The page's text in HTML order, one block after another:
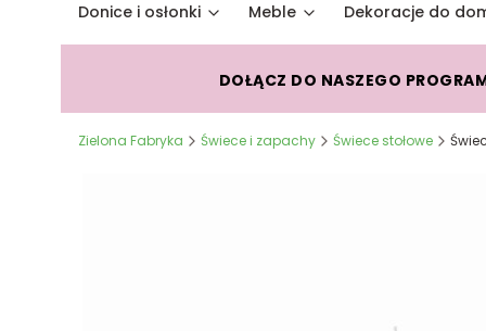
Donice i osłonki Meble Dekoracje do
DOŁĄCZ DO NASZEGO
Zielona Fabryka Świece i zapachy Świece stołowe